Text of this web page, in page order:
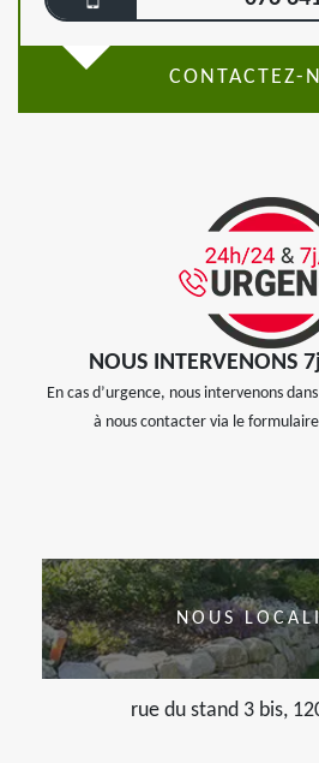
CONTACTEZ-
NOUS
En cas d’urgence, nous intervenons
à nous contacter via le
NOUS
rue du stand 3 bis,